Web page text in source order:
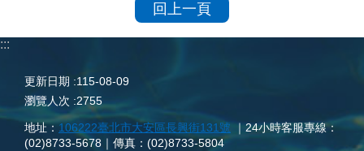
回上一頁
:::
更新日期
115-08-09
瀏覽人次
2755
地址： 106222臺北市大安區長興街131號 ｜24小時客服專線：
(02)8733-5678｜傳真：(02)8733-5804